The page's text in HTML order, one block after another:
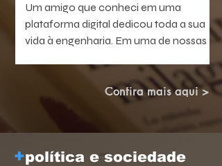
Um amigo que conheci em uma
plataforma digital dedicou toda a sua
vida à engenharia. Em uma de nossas
consegui esquecer: — Passei a vida
construindo pontes.Confira mais aqui >
+política e sociedade